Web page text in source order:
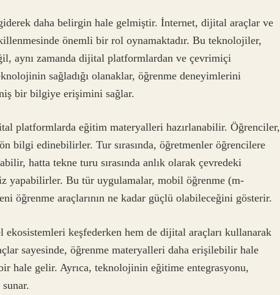
daha belirgin hale gelmiştir. İnternet, dijital araçlar ve
önemli bir rol oynamaktadır. Bu teknolojiler,
aynı zamanda dijital platformlardan ve çevrimiçi
sağladığı olanaklar, öğrenme deneyimlerini
bir bilgiye erişimini sağlar.
platformlarda eğitim materyalleri hazırlanabilir. Öğrenciler,
bilgi edinebilirler. Tur sırasında, öğretmenler öğrencilere
hatta tekne turu sırasında anlık olarak çevredeki
yapabilirler. Bu tür uygulamalar, mobil öğrenme (m-
öğrenme araçlarının ne kadar güçlü olabileceğini gösterir.
keşfederken hem de dijital araçları kullanarak
sayesinde, öğrenme materyalleri daha erişilebilir hale
hale gelir. Ayrıca, teknolojinin eğitime entegrasyonu,